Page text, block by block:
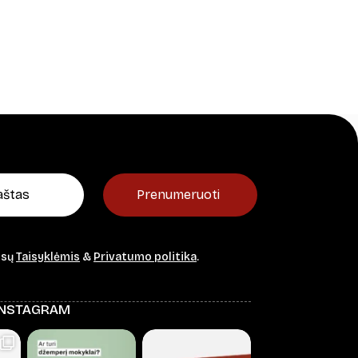
Prenumeruoti
Taisyklėmis & Privatumo politika.